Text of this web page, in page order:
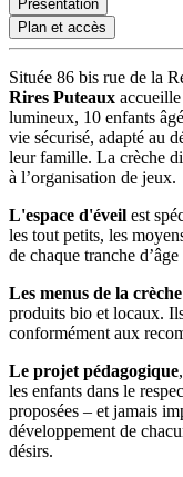
Présentation
Plan et accès
Située 86 bis rue de la
Rires Puteaux
lumineux, 10 enfants
vie sécurisé, adapté au
leur famille. La crèche
à l’organisation de jeux.
L'espace d'éveil est
les tout petits, les
de chaque tranche
Les menus de la crèche
produits bio et locaux.
conformément aux
Le projet pédagogique
les enfants dans le
proposées – et jamais
développement de
désirs.